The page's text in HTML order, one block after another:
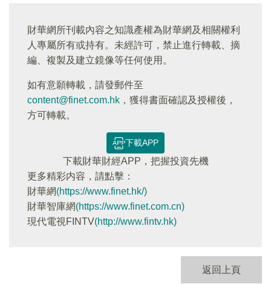
財華網所刊載內容之知識產權為財華網及相關權利
人專屬所有或持有。未經許可，禁止進行轉載、摘
編、複製及建立鏡像等任何使用。
如有意願轉載，請發郵件至
content@finet.com.hk ，獲得書面確認及授權後，
方可轉載。
下載APP
下載財華財經APP，把握投資先機
更多精彩内容，請點擊：
財華網(https://www.finet.hk/)
財華智庫網(https://www.finet.com.cn)
現代電視FINTV(http://www.fintv.hk)
返回上頁